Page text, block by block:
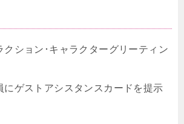
クション･キャラクターグリーティン
にゲストアシスタンスカードを提示